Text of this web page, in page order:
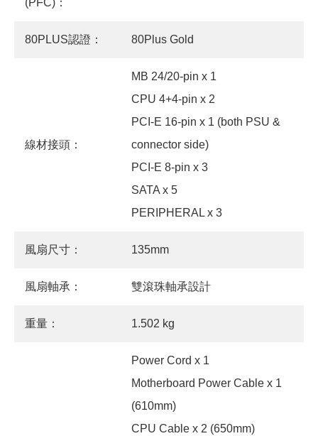
(PFC)：
80PLUS認證： 80Plus Gold
線材接頭：
MB 24/20-pin x 1
CPU 4+4-pin x 2
PCI-E 16-pin x 1 (both PSU &
connector side)
PCI-E 8-pin x 3
SATA x 5
PERIPHERAL x 3
風扇尺寸： 135mm
風扇軸承： 雙滾珠軸承設計
重量： 1.502 kg
Power Cord x 1
Motherboard Power Cable x 1
(610mm)
CPU Cable x 2 (650mm)